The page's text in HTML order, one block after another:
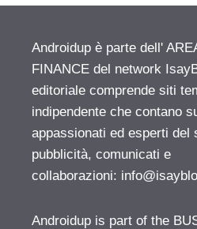
Androidup è parte dell'
FINANCE del network
editoriale comprende siti
indipendente che contano
appassionati ed esperti del
pubblicità, comunicati e
collaborazioni:
Androidup is part of the